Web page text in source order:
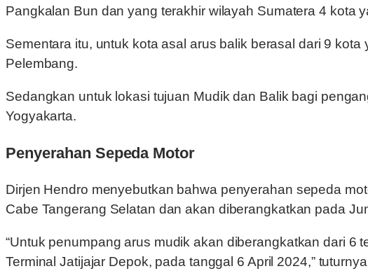
Pangkalan Bun dan yang terakhir wilayah Sumatera 4 kota
Sementara itu, untuk kota asal arus balik berasal dari 9
Pelembang.
Sedangkan untuk lokasi tujuan Mudik dan Balik bagi
Yogyakarta.
Penyerahan Sepeda Motor
Dirjen Hendro menyebutkan bahwa penyerahan sepeda
Cabe Tangerang Selatan dan akan diberangkatkan pada
“Untuk penumpang arus mudik akan diberangkatkan dari 6
Terminal Jatijajar Depok, pada tanggal 6 April 2024,”